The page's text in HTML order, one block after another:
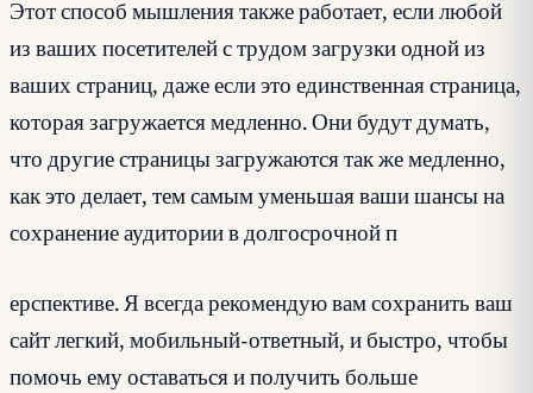
Этот способ мышления также работает, если любой
из ваших посетителей с трудом загрузки одной из
ваших страниц, даже если это единственная страница,
которая загружается медленно. Они будут думать,
что другие страницы загружаются так же медленно,
как это делает, тем самым уменьшая ваши шансы на
сохранение аудитории в долгосрочной п
ерспективе. Я всегда рекомендую вам сохранить ваш
сайт легкий, мобильный-ответный, и быстро, чтобы
помочь ему оставаться и получить больше